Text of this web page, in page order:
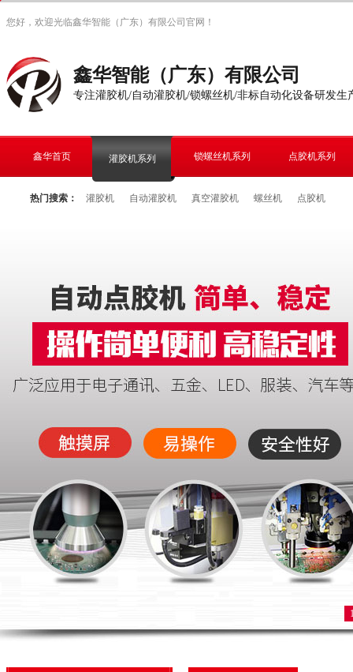
您好，欢迎光临鑫华智能（广东）有限公司官网！
鑫华智能（广东）有限公司
专注灌胶机/自动灌胶机/锁螺丝机/非标自动化设备研发生
鑫华首页 灌胶机系列 锁螺丝机系列 点胶机系列
热门搜索： 灌胶机 自动灌胶机 真空灌胶机 螺丝机 点胶机